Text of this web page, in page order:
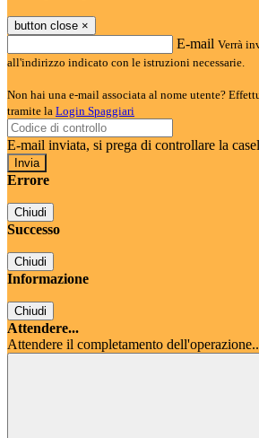
button close ×
E-mail Verrà
all'indirizzo indicato con le istruzioni necessarie.
Non hai una e-mail associata al nome utente?
tramite la Login Spaggiari
E-mail inviata, si prega di controllare la
Errore
Chiudi
Successo
Chiudi
Informazione
Chiudi
Attendere...
Attendere il completamento